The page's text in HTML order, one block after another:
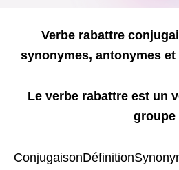
Verbe rabattre
synonymes, antonymes
Le verbe rabattre est un
groupe
ConjugaisonDéfinition